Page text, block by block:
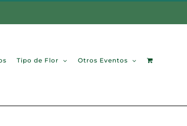
Tipo de Flor Otros Eventos